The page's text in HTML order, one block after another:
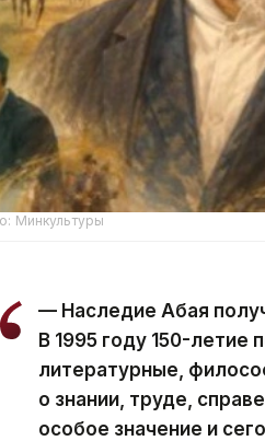
Минкультуры
— Наследие Абая
В 1995 году 150-летие
литературные,
о знании, труде,
особое значение и